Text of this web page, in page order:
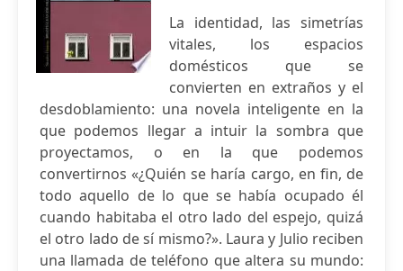
La identidad, las simetrías
vitales, los espacios
domésticos que se
convierten en extraños y el
desdoblamiento: una novela inteligente en la
que podemos llegar a intuir la sombra que
proyectamos, o en la que podemos
convertirnos «¿Quién se haría cargo, en fin, de
todo aquello de lo que se había ocupado él
cuando habitaba el otro lado del espejo, quizá
el otro lado de sí mismo?». Laura y Julio reciben
una llamada de teléfono que altera su mundo: